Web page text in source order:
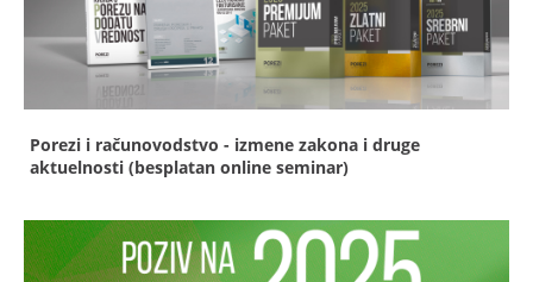
Porezi i računovodstvo - izmene zakona i druge
aktuelnosti (besplatan online seminar)